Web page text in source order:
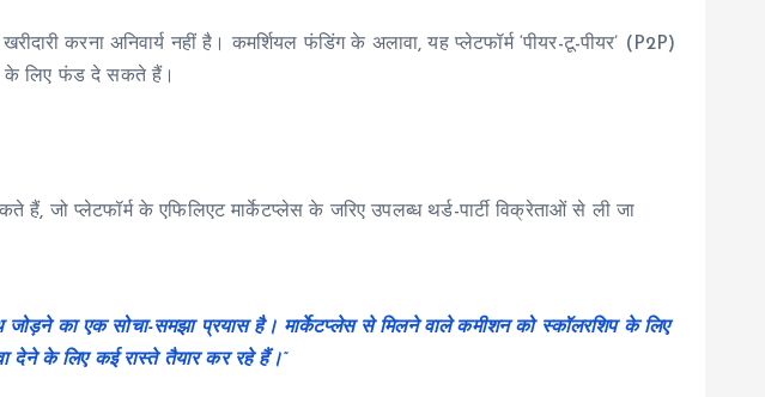
करना अनिवार्य नहीं है। कमर्शियल फंडिंग के अलावा, यह प्लेटफॉर्म ‘पीयर-टू-पीयर’ (P2P)
के लिए फंड दे सकते हैं।
जो प्लेटफॉर्म के एफिलिएट मार्केटप्लेस के जरिए उपलब्ध थर्ड-पार्टी विक्रेताओं से ली जा
जोड़ने का एक सोचा-समझा प्रयास है। मार्केटप्लेस से मिलने वाले कमीशन को स्कॉलरशिप के लिए
देने के लिए कई रास्ते तैयार कर रहे हैं।”